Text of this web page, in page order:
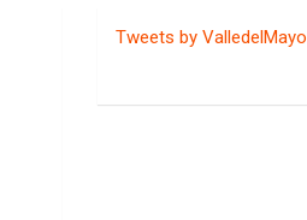
Tweets by ValledelMayo